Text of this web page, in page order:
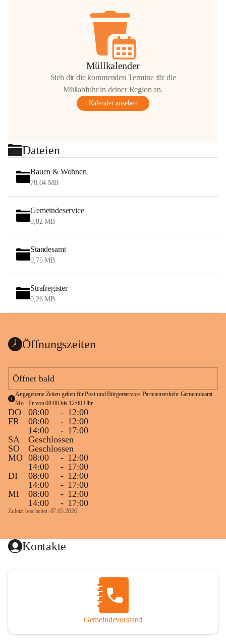
Müllkalender
Sieh dir die kommenden Termine für die
Müllabfuhr in deiner Region an.
Kalender ansehen
Dateien
Bauen & Wohnen
78,04 MB
Gemeindeservice
0,82 MB
Standesamt
0,75 MB
Strafregister
0,26 MB
Öffnungszeiten
Öffnet bald
Angegebene Zeiten gelten für Post und Bürgerservice. Parteienverkehr Gemeindeamt
Mo - Fr von 08:00 bis 12:00 Uhr.
DO 08:00 - 12:00
FR
08:00 - 12:00
14:00
- 17:00
SA
Geschlossen
SO
Geschlossen
MO 08:00 - 12:00
14:00
- 17:00
DI
08:00 - 12:00
14:00
- 17:00
MI
08:00 - 12:00
14:00
- 17:00
Zuletzt bearbeitet: 07.05.2026
Kontakte
Gemeindevorstand